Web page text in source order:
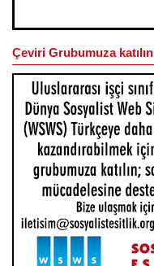
Çeviri Grubumuza katılın